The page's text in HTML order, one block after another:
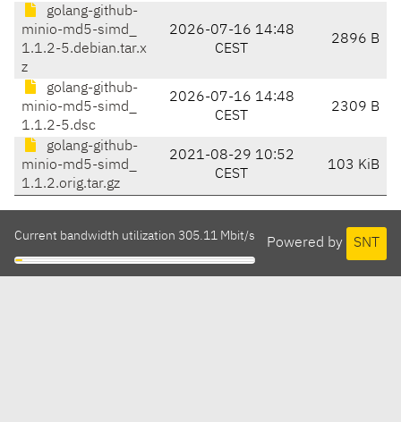
golang-github-
minio-md5-simd_
1.1.2-5.debian.tar.x
z
2026-07-16 14:48
CEST
2896 B
golang-github-
minio-md5-simd_
1.1.2-5.dsc
2026-07-16 14:48
CEST
2309 B
golang-github-
minio-md5-simd_
1.1.2.orig.tar.gz
2021-08-29 10:52
CEST
103 KiB
Powered by SNT
Current bandwidth utilization 305.11 Mbit/s